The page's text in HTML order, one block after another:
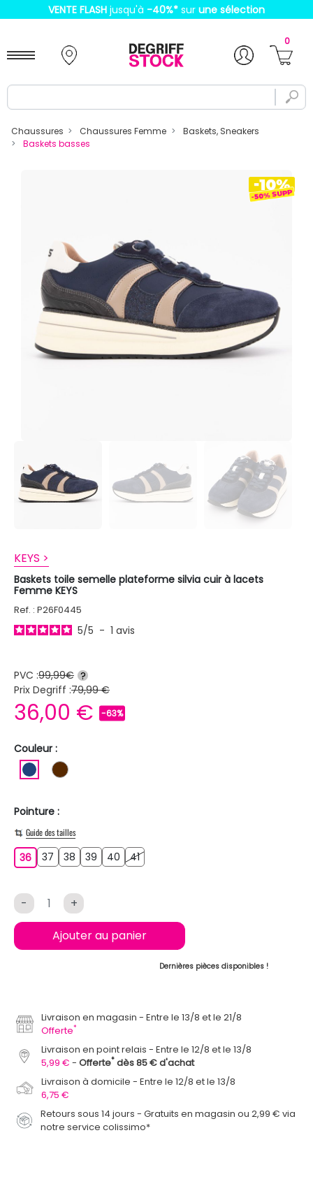
VENTE FLASH jusqu'à -40%* sur une sélection
0
Chaussures Chaussures Femme
Baskets, Sneakers
Baskets basses
KEYS >
Baskets toile semelle plateforme silvia cuir à lacets
Femme KEYS
Ref. : P26F0445
5/5 - 1 avis
PVC :99,99€ ?
Prix Degriff :79,99 €
36,00 € -63%
Couleur :
BLEU FONCE
MARRON
Pointure :
Guide des tailles
363637 3738 3839 3940 404141
- +
Ajouter au panier
Dernières pièces disponibles !
Livraison en magasin
Entre le 13/8 et le 21/8
Offerte*
Livraison en point relais
Entre le 12/8 et le 13/8
5,99 €
Offerte* dès 85 € d'achat
Livraison à domicile
Entre le 12/8 et le 13/8
6,75 €
Retours sous 14 jours - Gratuits en magasin ou 2,99 € via
notre service colissimo*